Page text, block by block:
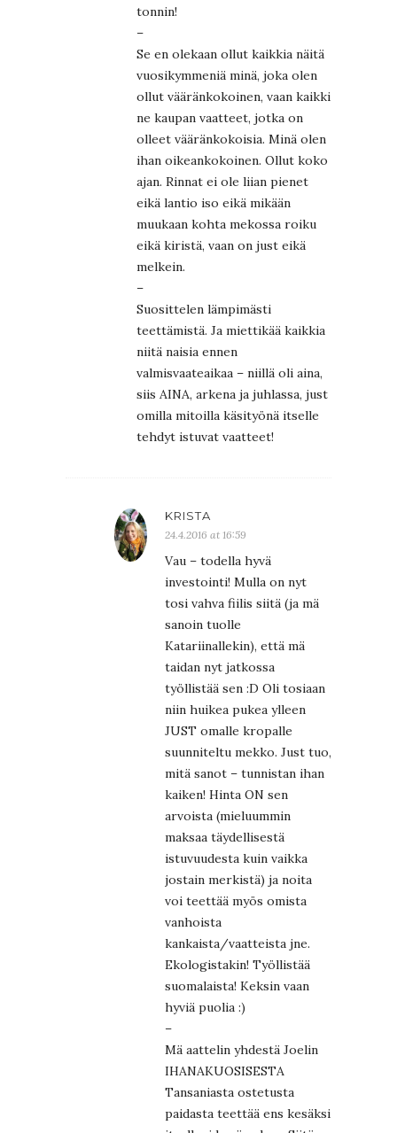
tonnin!
–
Se en olekaan ollut kaikkia näitä
vuosikymmeniä minä, joka olen
ollut vääränkokoinen, vaan kaikki
ne kaupan vaatteet, jotka on
olleet vääränkokoisia. Minä olen
ihan oikeankokoinen. Ollut koko
ajan. Rinnat ei ole liian pienet
eikä lantio iso eikä mikään
muukaan kohta mekossa roiku
eikä kiristä, vaan on just eikä
melkein.
–
Suosittelen lämpimästi
teettämistä. Ja miettikää kaikkia
niitä naisia ennen
valmisvaateaikaa – niillä oli aina,
siis AINA, arkena ja juhlassa, just
omilla mitoilla käsityönä itselle
tehdyt istuvat vaatteet!
KRISTA
24.4.2016 at 16:59
Vau – todella hyvä
investointi! Mulla on nyt
tosi vahva fiilis siitä (ja mä
sanoin tuolle
Katariinallekin), että mä
taidan nyt jatkossa
työllistää sen :D Oli tosiaan
niin huikea pukea ylleen
JUST omalle kropalle
suunniteltu mekko. Just tuo,
mitä sanot – tunnistan ihan
kaiken! Hinta ON sen
arvoista (mieluummin
maksaa täydellisestä
istuvuudesta kuin vaikka
jostain merkistä) ja noita
voi teettää myös omista
vanhoista
kankaista/vaatteista jne.
Ekologistakin! Työllistää
suomalaista! Keksin vaan
hyviä puolia :)
–
Mä aattelin yhdestä Joelin
IHANAKUOSISESTA
Tansaniasta ostetusta
paidasta teettää ens kesäksi